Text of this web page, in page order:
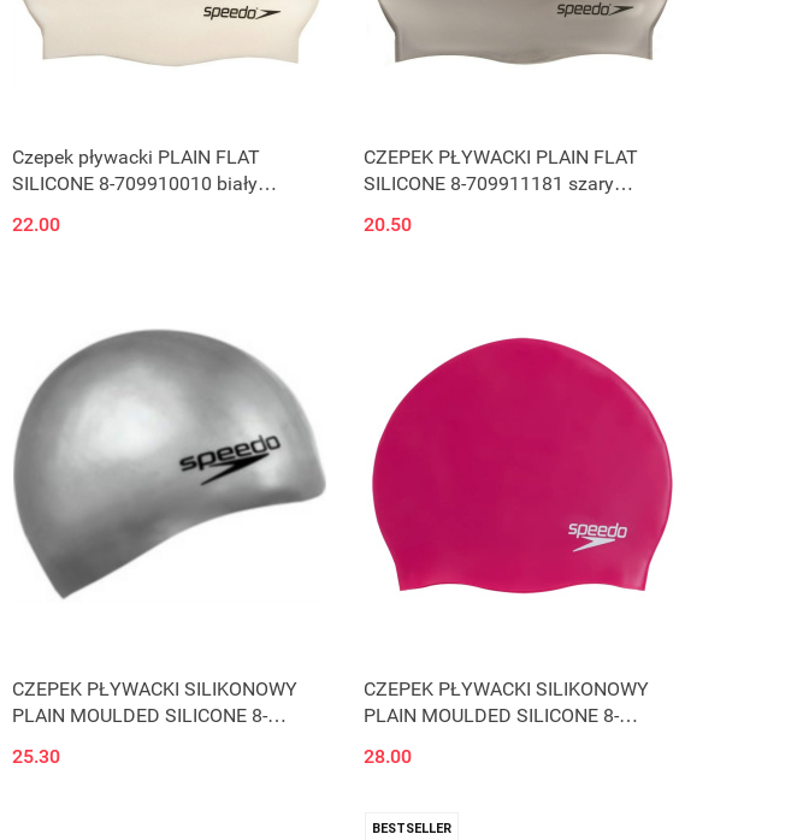
Czepek pływacki PLAIN FLAT
SILICONE 8-709910010 biały
22.00
CZEPEK PŁYWACKI PLAIN FLAT
SILICONE 8-709911181 szary
20.50
CZEPEK PŁYWACKI SILIKONOWY
PLAIN MOULDED SILICONE 8-
25.30
CZEPEK PŁYWACKI SILIKONOWY
PLAIN MOULDED SILICONE 8-
28.00
BESTSELLER